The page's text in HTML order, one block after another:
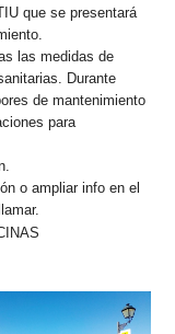
que se presentará
las medidas de
Durante
de mantenimiento
para
o ampliar info en el